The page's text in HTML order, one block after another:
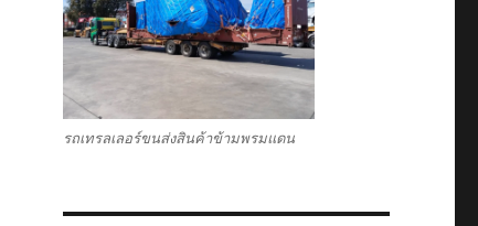
รถเทรลเลอร์ขนส่งสินค้าข้ามพรมแดน